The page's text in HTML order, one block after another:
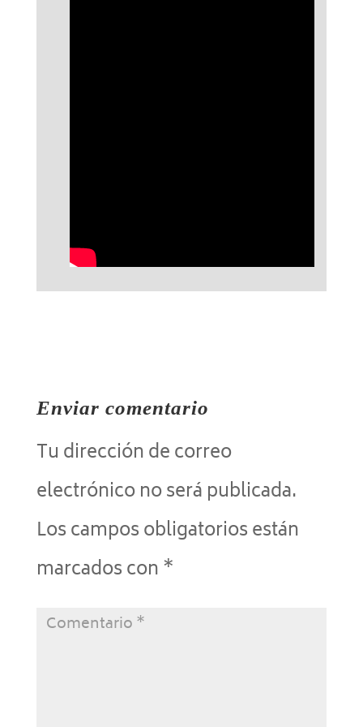
Enviar comentario
Tu dirección de correo
electrónico no será publicada.
Los campos obligatorios están
marcados con*